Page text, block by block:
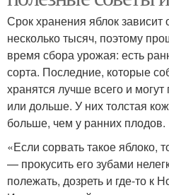
Срок хранения яблок зависит
несколько тысяч, поэтому
время сбора урожая: есть
сорта. Последние, которые
хранятся лучше всего и
или дольше. У них толстая
больше, чем у ранних плодов.
«Если сорвать такое яблоко,
— прокусить его зубами
полежать, дозреть и где-то к